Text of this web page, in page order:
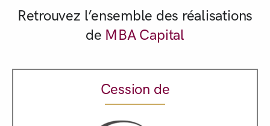
Retrouvez l’ensemble des réalisations
de MBA Capital
Cession de